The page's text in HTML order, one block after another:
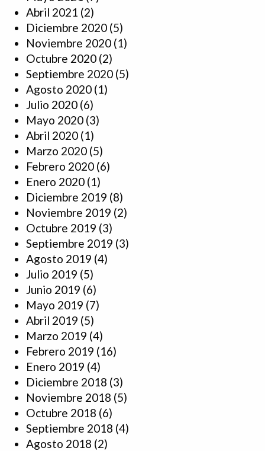
Abril 2021 (2)
Diciembre 2020 (5)
Noviembre 2020 (1)
Octubre 2020 (2)
Septiembre 2020 (5)
Agosto 2020 (1)
Julio 2020 (6)
Mayo 2020 (3)
Abril 2020 (1)
Marzo 2020 (5)
Febrero 2020 (6)
Enero 2020 (1)
Diciembre 2019 (8)
Noviembre 2019 (2)
Octubre 2019 (3)
Septiembre 2019 (3)
Agosto 2019 (4)
Julio 2019 (5)
Junio 2019 (6)
Mayo 2019 (7)
Abril 2019 (5)
Marzo 2019 (4)
Febrero 2019 (16)
Enero 2019 (4)
Diciembre 2018 (3)
Noviembre 2018 (5)
Octubre 2018 (6)
Septiembre 2018 (4)
Agosto 2018 (2)